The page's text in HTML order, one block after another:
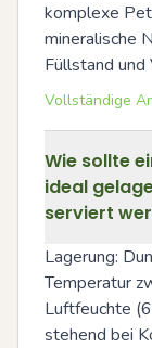
komplexe
mineralische
Füllstand und
Vollständige
Wie sollte
ideal
serviert
Lagerung:
Temperatur
Luftfeuchte
stehend bei